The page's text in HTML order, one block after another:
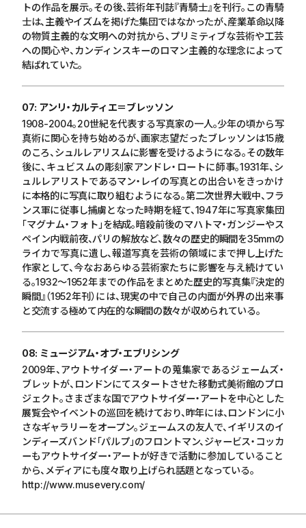
トの作品を展示。その後、芸術年刊誌『青騎士』を刊行。この青騎
士は、主義やイズムを掲げた集団ではなかったが、産業革命以降
の物質主義的な文明への対抗から、プリミティブな芸術や工芸
への関心や、カンディンスキーのロマン主義的な理念によって
結ばれていた。
07: アンリ・カルティエ＝ブレッソン
1908-2004。20世紀を代表する写真家の一人。少年の頃から写
真術に関心を持ち始めるが、画家志望だったブレッソンは15歳
のころ、シュルレアリスムに影響を受けるようになる。その数年
後に、キュビスムの彫刻家アンドレ・ロートに師事。1931年、シ
ュルレアリストであるマン・レイの写真との出合いをきっかけ
に本格的に写真に取り組むようになる。第二次世界大戦中、フラ
ンス軍に従事し捕虜となった時期を経て、1947年に写真家集団
「マグナム・フォト」を結成。暗殺前後のマハトマ・ガンジーやス
ペイン内戦前夜、パリの解放など、数々の歴史的瞬間を35mmの
ライカで写真に遺し、報道写真を芸術の領域にまで押し上げた
作家として、今なおあらゆる芸術家たちに影響を与え続けてい
る。1932〜1952年までの作品をまとめた歴史的写真集『決定的
瞬間』（1952年刊）には、現実の中で自己の内面が外界の出来事
と交流する極めて内在的な瞬間の数々が収められている。
08: ミュージアム・オブ・エブリシング
2009年、アウトサイダー・アートの蒐集家であるジェームズ・
ブレットが、ロンドンにてスタートさせた移動式美術館のプロ
ジェクト。さまざまな国でアウトサイダー・アートを中心とした
展覧会やイベントの巡回を続けており、昨年には、ロンドンに小
さなギャラリーをオープン。ジェームスの友人で、イギリスのイ
ンディーズバンド「パルプ」のフロントマン、ジャービス・コッカ
ーもアウトサイダー・アートが好きで活動に参加していること
から、メディアにも度々取り上げられ話題となっている。
http://www.musevery.com/